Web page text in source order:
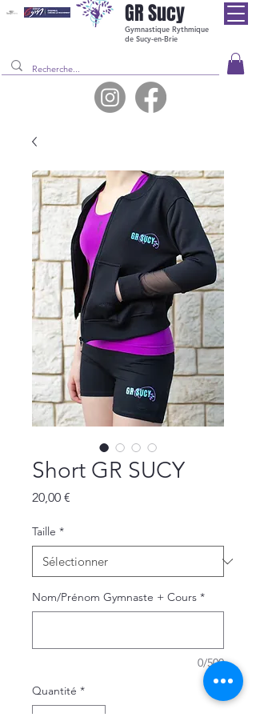
GRSucy
Gymnastique Rythmique
de Sucy-en-Brie
Short GR SUCY
20,00 €
Taille *
Nom/Prénom Gymnaste + Cours *
0/500
Quantité *